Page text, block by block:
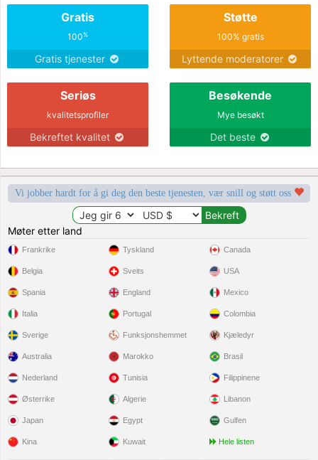
Gratis
100%
Gratis tjenester
Støtte
100% gratis
Lyttende moderatorer
Seriøs
kvalitetsprofiler
Bekreftet kvalitet
Besøkende
Mye besøkt
Det beste
Vi jobber hardt for å gi deg den beste tjenesten, vær snill og støtt oss
Møter etter land
Frankrike
Belgia
Spania
Italia
Sverige
Tyskland
Sveits
England
Portugal
Funksjonshemmet
Canada
USA
Mexico
Colombia
Kjæledyr
Australia
Nederland
Østerrike
Japan
Kina
Marokko
Tunisia
Algerie
Egypt
Kuwait
Brasil
Filippinene
Libanon
Gulfen
Hele listen